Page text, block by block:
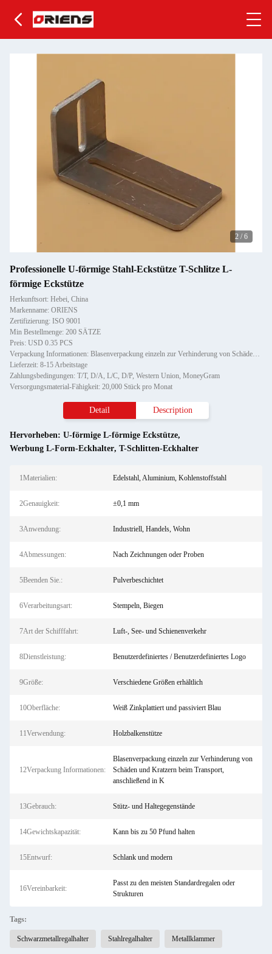
2 / 6
Professionelle U-förmige Stahl-Eckstütze T-Schlitze L-
förmige Eckstütze
Herkunftsort: Hebei, China
Markenname: ORIENS
Zertifizierung: ISO 9001
Min Bestellmenge: 200 SÄTZE
Preis: USD 0.35 PCS
Verpackung Informationen: Blasenverpackung einzeln zur Verhinderung von Schäden und Kratzern beim Transport, anschließend in K
Lieferzeit: 8-15 Arbeitstage
Zahlungsbedingungen: T/T, D/A, L/C, D/P, Western Union, MoneyGram
Versorgungsmaterial-Fähigkeit: 20,000 Stück pro Monat
Detail Description
Hervorheben: U-förmige L-förmige Eckstütze,
Werbung L-Form-Eckhalter, T-Schlitten-Eckhalter
1Materialien: Edelstahl, Aluminium, Kohlenstoffstahl
2Genauigkeit: ±0,1 mm
3Anwendung: Industriell, Handels, Wohn
4Abmessungen: Nach Zeichnungen oder Proben
5Beenden Sie.: Pulverbeschichtet
6Verarbeitungsart: Stempeln, Biegen
7Art der Schifffahrt: Luft-, See- und Schienenverkehr
8Dienstleistung: Benutzerdefiniertes / Benutzerdefiniertes Logo
9Größe: Verschiedene Größen erhältlich
10Oberfläche: Weiß Zinkplattiert und passiviert Blau
11Verwendung: Holzbalkenstütze
12Verpackung Informationen:
Blasenverpackung einzeln zur Verhinderung von
Schäden und Kratzern beim Transport,
anschließend in K
13Gebrauch: Stütz- und Haltegegenstände
14Gewichtskapazität: Kann bis zu 50 Pfund halten
15Entwurf: Schlank und modern
16Vereinbarkeit:
Passt zu den meisten Standardregalen oder
Strukturen
Tags:
Schwarzmetallregalhalter Stahlregalhalter Metallklammer